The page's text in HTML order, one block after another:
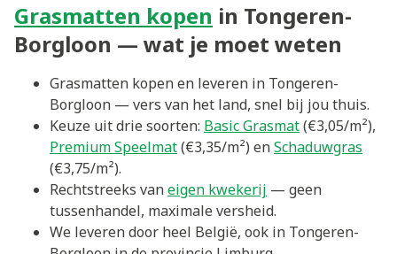
Grasmatten kopen in Tongeren-
Borgloon — wat je moet weten
Grasmatten kopen en leveren in Tongeren-
Borgloon — vers van het land, snel bij jou thuis.
Keuze uit drie soorten: Basic Grasmat(€3,05/m²),
Premium Speelmat(€3,35/m²) enSchaduwgras
(€3,75/m²).
Rechtstreeks vaneigen kwekerij — geen
tussenhandel, maximale versheid.
We leveren door heel België, ook in Tongeren-